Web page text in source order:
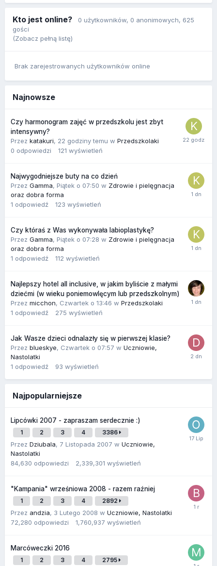
Kto jest online? 0 użytkowników, 0 anonimowych, 625
gości
(Zobacz pełną listę)
Brak zarejestrowanych użytkowników online
Najnowsze
Czy harmonogram zajęć w przedszkolu jest zbyt
intensywny?
Przez katakuri, 22 godziny temu w Przedszkolaki
0 odpowiedzi 121 wyświetleń
Najwygodniejsze buty na co dzień
Przez Gamma, Piątek o 07:50 w Zdrowie i pielęgnacja
oraz dobra forma
1 odpowiedź 123 wyświetleń
Czy któraś z Was wykonywała labioplastykę?
Przez Gamma, Piątek o 07:28 w Zdrowie i pielęgnacja
oraz dobra forma
1 odpowiedź 112 wyświetleń
Najlepszy hotel all inclusive, w jakim byliście z małymi
dziećmi (w wieku poniemowlęcym lub przedszkolnym)
Przez micchon, Czwartek o 13:46 w Przedszkolaki
1 odpowiedź 275 wyświetleń
Jak Wasze dzieci odnalazły się w pierwszej klasie?
Przez blueskye, Czwartek o 07:57 w Uczniowie,
Nastolatki
1 odpowiedź 93 wyświetleń
Najpopularniejsze
Lipcówki 2007 - zapraszam serdecznie :)
1 2 3 4 3386
Przez Dziubala, 7 Listopada 2007 w Uczniowie,
Nastolatki
84,630 odpowiedzi 2,339,301 wyświetleń
"Kampania" wrześniowa 2008 - razem raźniej
1 2 3 4 2892
Przez andzia, 3 Lutego 2008 w Uczniowie, Nastolatki
72,280 odpowiedzi 1,760,937 wyświetleń
Marcóweczki 2016
1 2 3 4 2795